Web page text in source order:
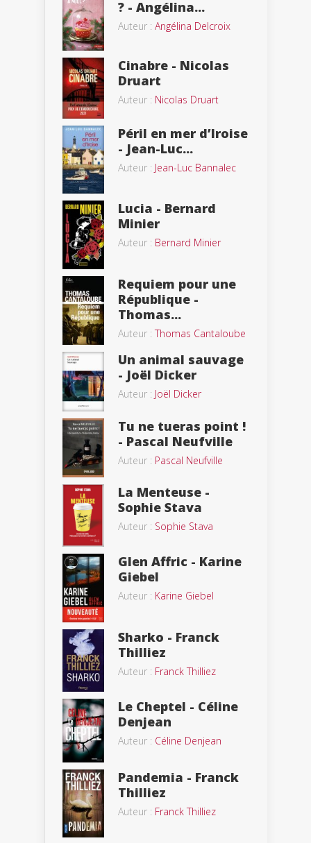
? - Angélina...
Auteur : Angélina Delcroix
Cinabre - Nicolas
Druart
Auteur : Nicolas Druart
Péril en mer d’Iroise
- Jean-Luc...
Auteur : Jean-Luc Bannalec
Lucia - Bernard
Minier
Auteur : Bernard Minier
Requiem pour une
République -
Thomas...
Auteur :Thomas Cantaloube
Un animal sauvage
- Joël Dicker
Auteur : Joël Dicker
Tu ne tueras point !
- Pascal Neufville
Auteur : Pascal Neufville
La Menteuse -
Sophie Stava
Auteur : Sophie Stava
Glen Affric - Karine
Giebel
Auteur : Karine Giebel
Sharko - Franck
Thilliez
Auteur : Franck Thilliez
Le Cheptel - Céline
Denjean
Auteur : Céline Denjean
Pandemia - Franck
Thilliez
Auteur : Franck Thilliez